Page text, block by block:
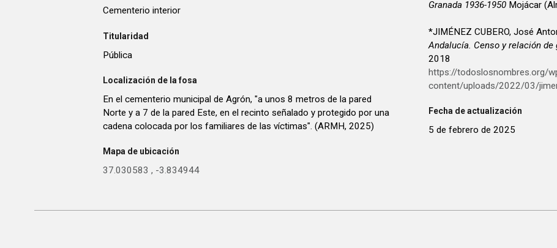
Cementerio interior
Titularidad
Pública
Localización de la fosa
En el cementerio municipal de Agrón, "a unos 8 metros de la pared
Norte y a 7 de la pared Este, en el recinto señalado y protegido por una
cadena colocada por los familiares de las víctimas". (ARMH, 2025)
Mapa de ubicación
37.030583 , -3.834944
Granada 1936-1950 Mojácar
*JIMÉNEZ CUBERO, José
Andalucía. Censo y relación
2018
https://todoslosnombres.org/
content/uploads/2022/03/
Fecha de actualización
5 de febrero de 2025